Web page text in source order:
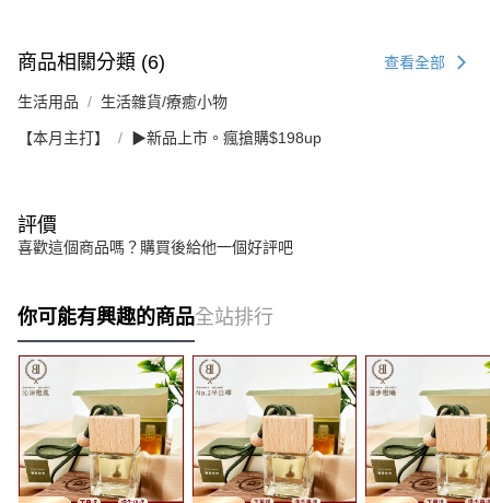
商品相關分類 (6) 查看全部
生活用品 生活雜貨/療癒小物
【本月主打】 ▶新品上市。瘋搶購$198up
評價
喜歡這個商品嗎？購買後給他一個好評吧
你可能有興趣的商品全站排行